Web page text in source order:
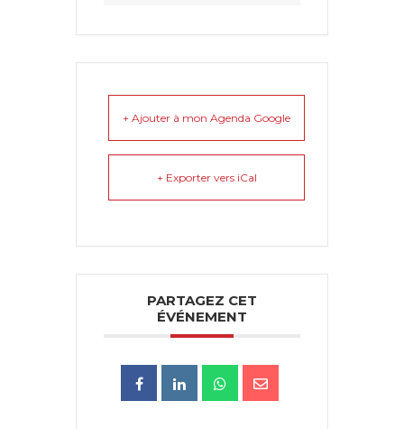
+ Ajouter à mon Agenda Google
+ Exporter vers iCal
PARTAGEZ CET
ÉVÉNEMENT